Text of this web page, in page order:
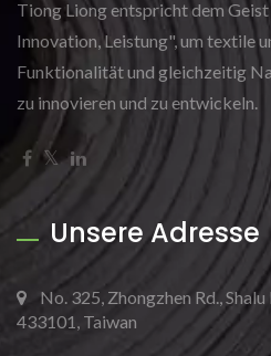
Tiong Liong entspricht dem
Innovation, Leistung", um textile
Funktionalität und gleichzeitig
zu innovieren und zu entwickeln.
Unsere Adresse
No. 325, Zhongzhen Rd.,
433101, Taiwan